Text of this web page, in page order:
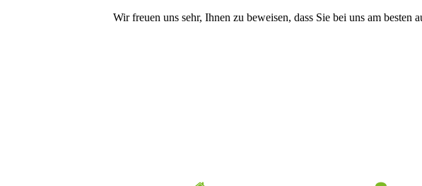
Wir freuen uns sehr, Ihnen zu beweisen, dass Sie bei uns am besten